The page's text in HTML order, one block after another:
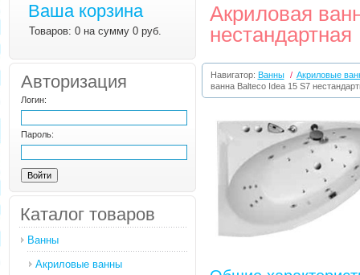
Ваша корзина
Товаров: 0 на сумму 0 руб.
Авторизация
Логин:
Пароль:
Каталог товаров
Ванны
Акриловые ванны
Акриловая
нестандартная
Навигатор: Ванны / Акриловые
ванна Balteco Idea 15 S7